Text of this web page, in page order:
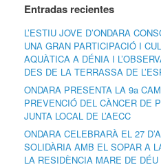
Entradas recientes
L’ESTIU JOVE D’ONDARA
UNA GRAN PARTICIPACIÓ I
AQUÀTICA A DÉNIA I
DES DE LA TERRASSA DE
ONDARA PRESENTA LA 9a
PREVENCIÓ DEL CÀNCER DE
JUNTA LOCAL DE L’AECC
ONDARA CELEBRARÀ EL 27
SOLIDÀRIA AMB EL SOPAR A
LA RESIDÈNCIA MARE DE